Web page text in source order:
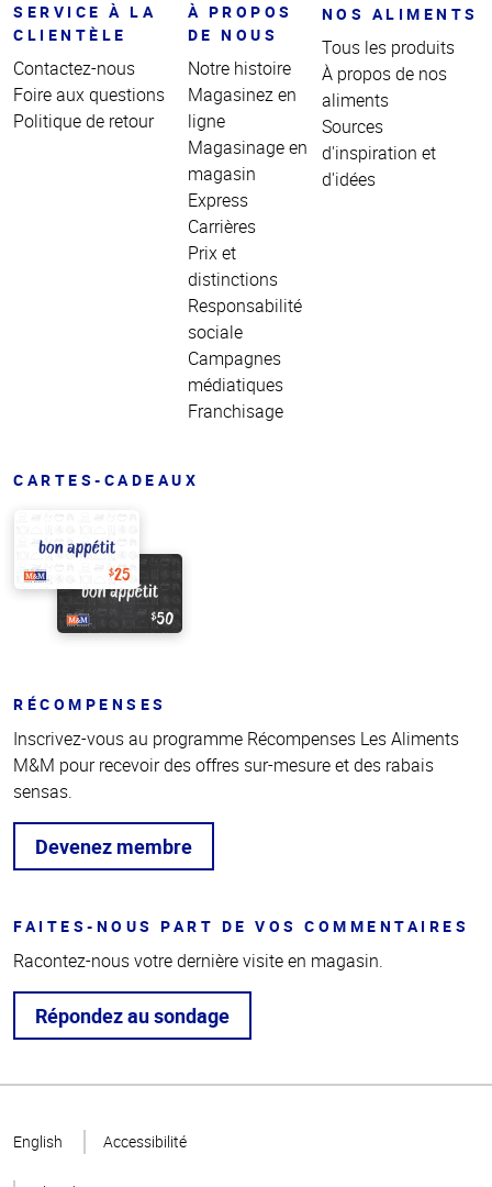
SERVICE À LA
CLIENTÈLE
Contactez-nous
Foire aux questions
Politique de retour
À PROPOS
DE NOUS
Notre histoire
Magasinez en
ligne
Magasinage en
magasin
Express
Carrières
Prix et
distinctions
Responsabilité
sociale
Campagnes
médiatiques
Franchisage
NOS ALIMENTS
Tous les produits
À propos de nos
aliments
Sources
d'inspiration et
d'idées
CARTES-CADEAUX
RÉCOMPENSES
Inscrivez-vous au programme Récompenses Les Aliments
M&M pour recevoir des offres sur-mesure et des rabais
sensas.
Devenez membre
FAITES-NOUS PART DE VOS COMMENTAIRES
Racontez-nous votre dernière visite en magasin.
Répondez au sondage
page
English Accessibilité